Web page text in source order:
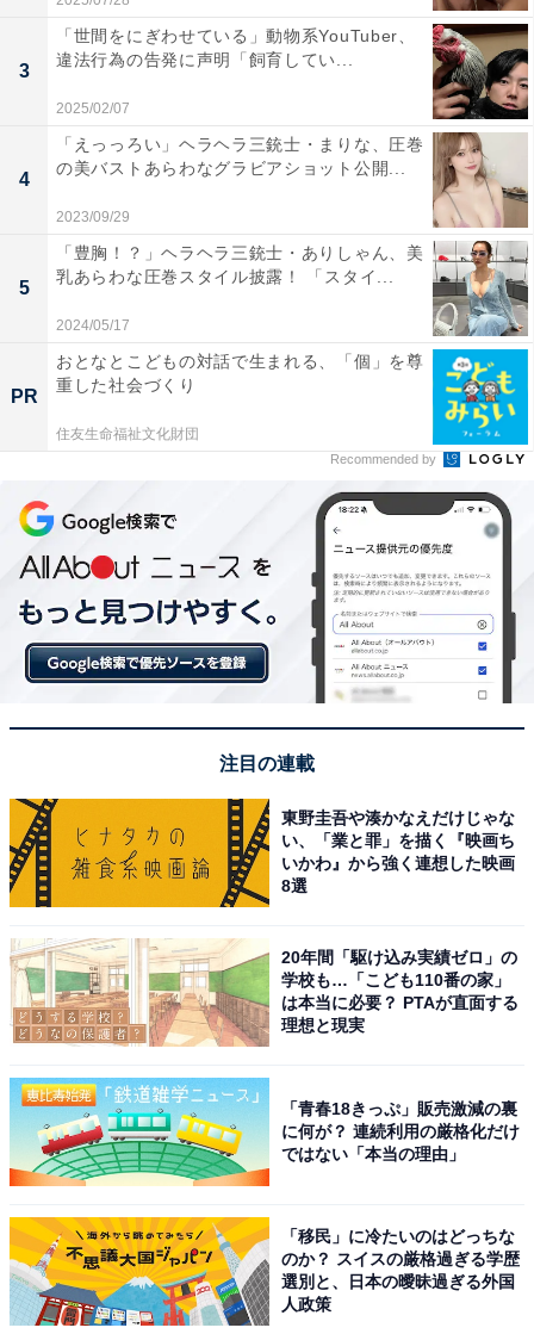
3
「世間をにぎわせている」動物系YouTuber、
違法行為の告発に声明「飼育してい...
2025/02/07
4
「えっっろい」ヘラヘラ三銃士・まりな、圧巻
の美バストあらわなグラビアショット公開...
2023/09/29
5
「豊胸！？」ヘラヘラ三銃士・ありしゃん、美
乳あらわな圧巻スタイル披露！ 「スタイ...
2024/05/17
PR
おとなとこどもの対話で生まれる、「個」を尊
重した社会づくり
住友生命福祉文化財団
Recommended by
注目の連載
東野圭吾や湊かなえだけじゃな
い、「業と罪」を描く『映画ち
いかわ』から強く連想した映画
8選
20年間「駆け込み実績ゼロ」の
学校も…「こども110番の家」
は本当に必要？ PTAが直面する
理想と現実
「青春18きっぷ」販売激減の裏
に何が？ 連続利用の厳格化だけ
ではない「本当の理由」
「移民」に冷たいのはどっちな
のか？ スイスの厳格過ぎる学歴
選別と、日本の曖昧過ぎる外国
人政策